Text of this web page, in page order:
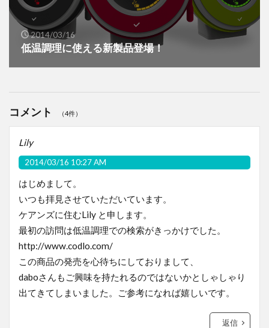
2014/03/16
低温調理に使える新製品登場！
コメント （4件）
Lily
2014/03/16 10:27 AM
はじめまして。
いつも拝見させていただいています。
ケアンズに住むLily と申します。
最初の訪問は低温調理での検索がきっかけでした。
http://www.codlo.com/
この商品の発売を心待ちにしておりまして、
daboさんもご興味を持たれるのではないかとしゃしゃり
出てきてしまいました。ご参考になれば嬉しいです。
返信